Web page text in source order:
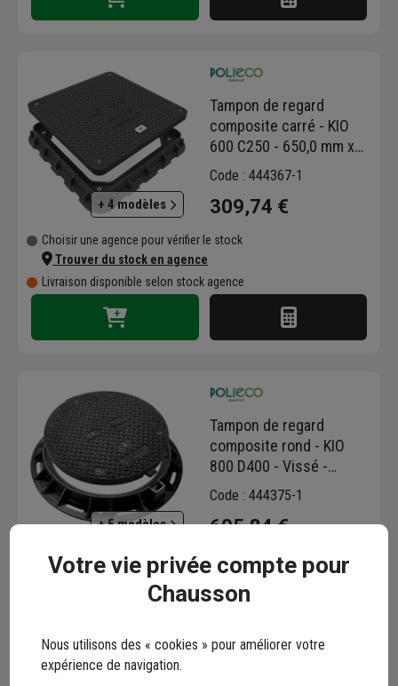
+ 4 modèles
Tampon de regard
composite carré - KIO
600 C250 - 650,0 mm x
650,0 mm
Code : 444367-1
309,74 €
Choisir une agence pour vérifier le stock
Trouver du stock en agence
Livraison disponible selon stock agence
+ 5 modèles
Tampon de regard
composite rond - KIO
800 D400 - Vissé -
couvercle libre - étanche
et anti-odeurs - diamètre
840 mm
Code : 444375-1
605,84 €
Choisir une agence pour vérifier le stock
Trouver du stock en agence
Livraison disponible selon stock agence
Votre vie privée compte pour
Chausson
Nous utilisons des « cookies » pour améliorer votre
expérience de navigation.